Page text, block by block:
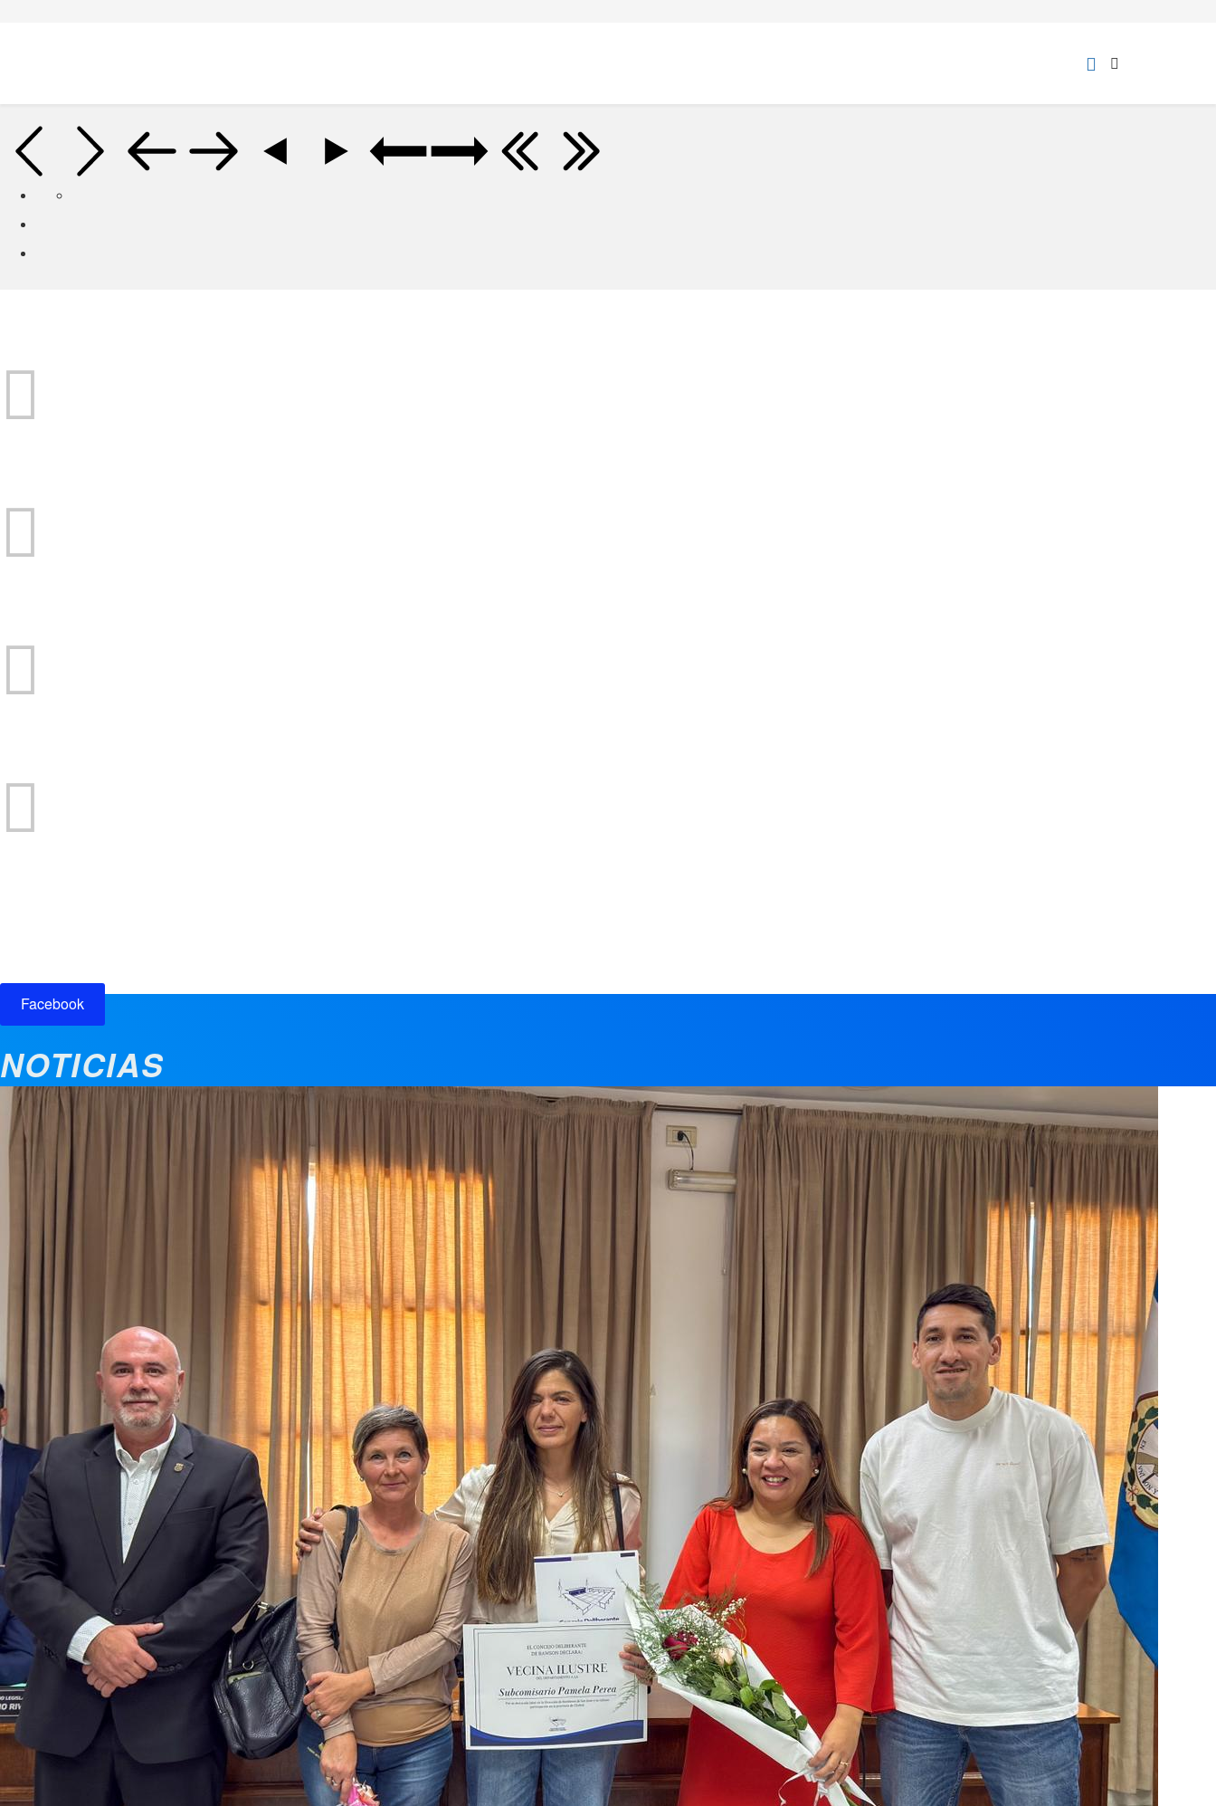
Facebook
NOTICIAS